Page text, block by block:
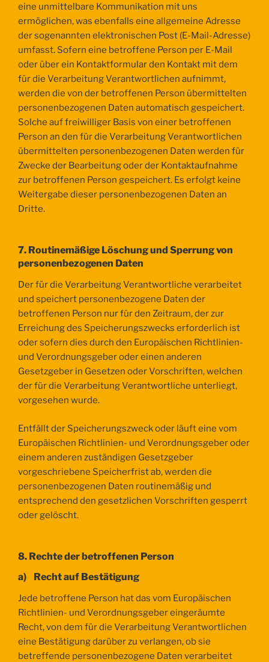
eine unmittelbare Kommunikation mit uns
ermöglichen, was ebenfalls eine allgemeine Adresse
der sogenannten elektronischen Post (E-Mail-Adresse)
umfasst. Sofern eine betroffene Person per E-Mail
oder über ein Kontaktformular den Kontakt mit dem
für die Verarbeitung Verantwortlichen aufnimmt,
werden die von der betroffenen Person übermittelten
personenbezogenen Daten automatisch gespeichert.
Solche auf freiwilliger Basis von einer betroffenen
Person an den für die Verarbeitung Verantwortlichen
übermittelten personenbezogenen Daten werden für
Zwecke der Bearbeitung oder der Kontaktaufnahme
zur betroffenen Person gespeichert. Es erfolgt keine
Weitergabe dieser personenbezogenen Daten an
Dritte.
7. Routinemäßige Löschung und Sperrung von
personenbezogenen Daten
Der für die Verarbeitung Verantwortliche verarbeitet
und speichert personenbezogene Daten der
betroffenen Person nur für den Zeitraum, der zur
Erreichung des Speicherungszwecks erforderlich ist
oder sofern dies durch den Europäischen Richtlinien-
und Verordnungsgeber oder einen anderen
Gesetzgeber in Gesetzen oder Vorschriften, welchen
der für die Verarbeitung Verantwortliche unterliegt,
vorgesehen wurde.
Entfällt der Speicherungszweck oder läuft eine vom
Europäischen Richtlinien- und Verordnungsgeber oder
einem anderen zuständigen Gesetzgeber
vorgeschriebene Speicherfrist ab, werden die
personenbezogenen Daten routinemäßig und
entsprechend den gesetzlichen Vorschriften gesperrt
oder gelöscht.
8. Rechte der betroffenen Person
a) Recht auf Bestätigung
Jede betroffene Person hat das vom Europäischen
Richtlinien- und Verordnungsgeber eingeräumte
Recht, von dem für die Verarbeitung Verantwortlichen
eine Bestätigung darüber zu verlangen, ob sie
betreffende personenbezogene Daten verarbeitet